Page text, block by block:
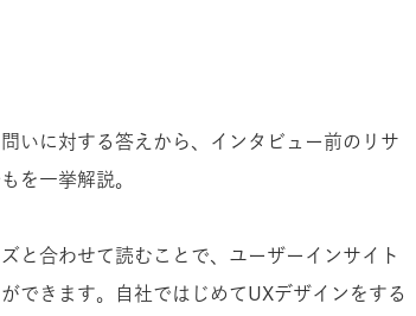
いに対する答えから、インタビュー前のリサ
を一挙解説。
と合わせて読むことで、ユーザーインサイト
できます。自社ではじめてUXデザインをする